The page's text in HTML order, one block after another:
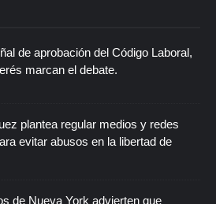
de aprobación del Código Laboral,
marcan el debate.
plantea regular medios y redes
evitar abusos en la libertad de
de Nueva York advierten que